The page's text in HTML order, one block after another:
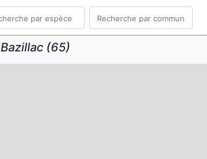
Bazillac (65)